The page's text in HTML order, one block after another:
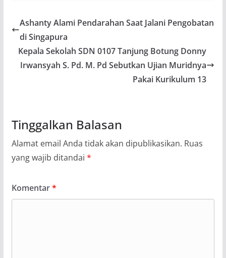
Ashanty Alami Pendarahan Saat Jalani Pengobatan
di Singapura
Kepala Sekolah SDN 0107 Tanjung Botung Donny
Irwansyah S. Pd. M. Pd Sebutkan Ujian Muridnya
Pakai Kurikulum 13
Tinggalkan Balasan
Alamat email Anda tidak akan dipublikasikan. Ruas
yang wajib ditandai *
Komentar*